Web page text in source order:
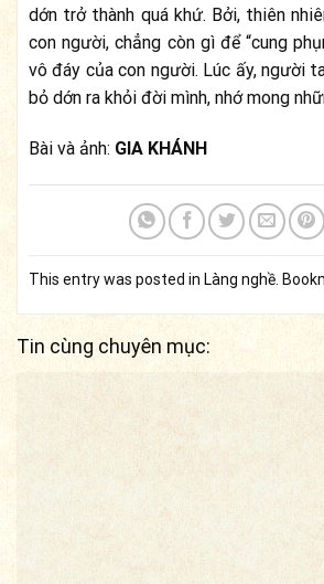
dớn trở thành quá khứ. Bởi, thiên
con người, chẳng còn gì để “cung
vô đáy của con người. Lúc ấy, người
bỏ dớn ra khỏi đời mình, nhớ mong
Bài và ảnh: GIA KHÁNH
This entry was posted in Làng nghề .
Tin cùng chuyên mục: